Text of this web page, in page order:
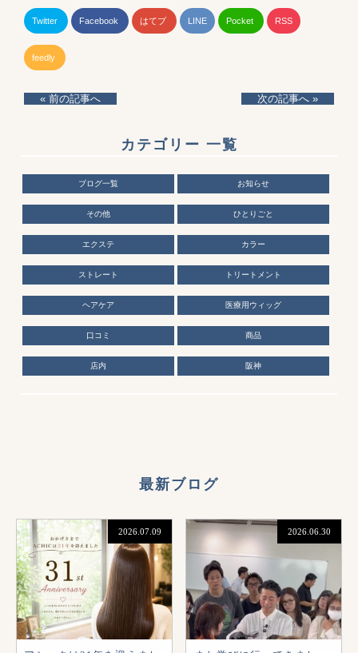
Twitter Facebook はてブ LINE Pocket RSS
feedly
« 前の記事へ 次の記事へ »
カテゴリー 一覧
ブログ一覧 お知らせ
その他 ひとりごと
エクステ カラー
ストレート トリートメント
ヘアケア 医療用ウィッグ
口コミ 商品
店内 阪神
最新ブログ
2026.07.09 2026.06.30